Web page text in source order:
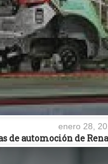
enero 28,
de automoción de